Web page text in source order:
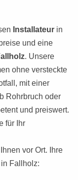
Installateur in
und eine
. Unsere
ohne versteckte
mit einer
Rohrbruch oder
und preiswert.
für Ihr
vor Ort. Ihre
Fallholz: